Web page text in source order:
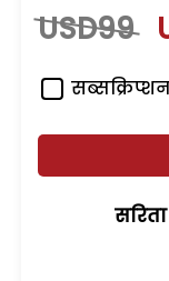
USD99